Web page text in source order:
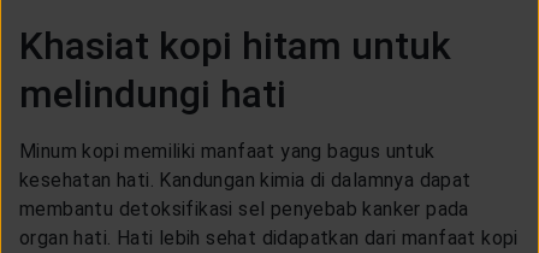
Khasiat kopi hitam untuk
melindungi hati
Minum kopi memiliki manfaat yang bagus untuk
kesehatan hati. Kandungan kimia di dalamnya dapat
membantu detoksifikasi sel penyebab kanker pada
organ hati. Hati lebih sehat didapatkan dari manfaat kopi
CUSTOMER SERVICE